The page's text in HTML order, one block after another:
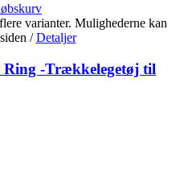
varianter. Mulighederne kan
/ Detaljer
-Trækkelegetøj til